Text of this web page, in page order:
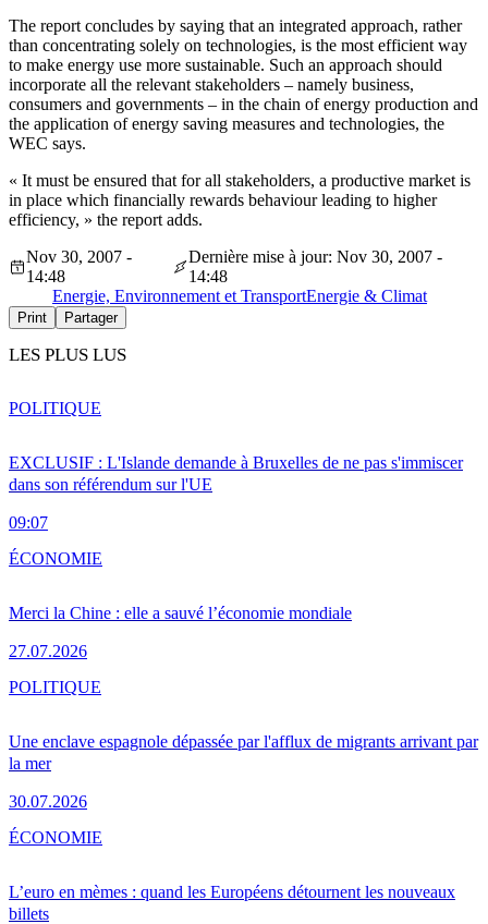
The report concludes by saying that an integrated approach, rather
than concentrating solely on technologies, is the most efficient way
to make energy use more sustainable. Such an approach should
incorporate all the relevant stakeholders – namely business,
consumers and governments – in the chain of energy production and
the application of energy saving measures and technologies, the
WEC says.
« It must be ensured that for all stakeholders, a productive market is
in place which financially rewards behaviour leading to higher
efficiency, » the report adds.
Nov 30, 2007 -
14:48
Dernière mise à jour: Nov 30, 2007 -
14:48
Energie, Environnement et TransportEnergie & Climat
Print Partager
LES PLUS LUS
EXCLUSIF : L'Islande demande à Bruxelles de ne pas s'immiscer
dans son référendum sur l'UE
09:07
POLITIQUE
Merci la Chine : elle a sauvé l’économie mondiale
27.07.2026
ÉCONOMIE
Une enclave espagnole dépassée par l'afflux de migrants arrivant par
la mer
30.07.2026
POLITIQUE
L’euro en mèmes : quand les Européens détournent les nouveaux
billets
ÉCONOMIE